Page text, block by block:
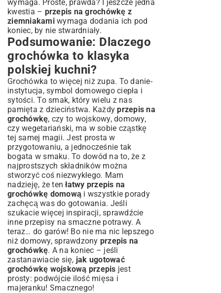
wymaga. Proste, prawda? I jeszcze jedna
kwestia – przepis na grochówkę z
ziemniakamiwymaga dodania ich pod
koniec, by nie stwardniały.
Podsumowanie: Dlaczego
grochówka to klasyka
polskiej kuchni?
Grochówka to więcej niż zupa. To danie-
instytucja, symbol domowego ciepła i
sytości. To smak, który wielu z nas
pamięta z dzieciństwa. Każdyprzepis na
grochówkę, czy to wojskowy, domowy,
czy wegetariański, ma w sobie cząstkę
tej samej magii. Jest prosta w
przygotowaniu, a jednocześnie tak
bogata w smaku. To dowód na to, że z
najprostszych składników można
stworzyć coś niezwykłego. Mam
nadzieję, że tenłatwy przepis na
grochówkę domową i wszystkie porady
zachęcą was do gotowania. Jeśli
szukacie więcej inspiracji, sprawdźcie
inne przepisy na smaczne potrawy. A
teraz… do garów! Bo nie ma nic lepszego
niż domowy, sprawdzony przepis na
grochówkę. A na koniec – jeśli
zastanawiacie się, jak ugotować
grochówkę wojskową przepis jest
prosty: podwójcie ilość mięsa i
majeranku! Smacznego!